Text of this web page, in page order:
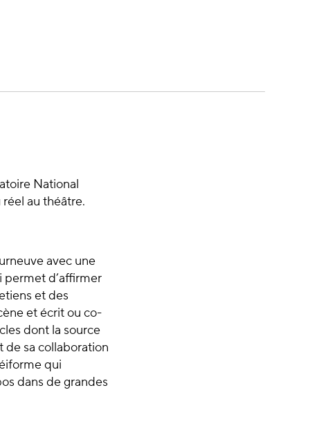
National
au théâtre.
avec une
d’affirmer
et des
et écrit ou co-
dont la source
de sa collaboration
qui
dans de grandes